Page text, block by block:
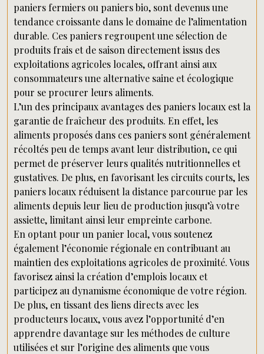
paniers fermiers ou paniers bio, sont devenus une
tendance croissante dans le domaine de l’alimentation
durable. Ces paniers regroupent une sélection de
produits frais et de saison directement issus des
exploitations agricoles locales, offrant ainsi aux
consommateurs une alternative saine et écologique
pour se procurer leurs aliments.
L’un des principaux avantages des paniers locaux est la
garantie de fraîcheur des produits. En effet, les
aliments proposés dans ces paniers sont généralement
récoltés peu de temps avant leur distribution, ce qui
permet de préserver leurs qualités nutritionnelles et
gustatives. De plus, en favorisant les circuits courts, les
paniers locaux réduisent la distance parcourue par les
aliments depuis leur lieu de production jusqu’à votre
assiette, limitant ainsi leur empreinte carbone.
En optant pour un panier local, vous soutenez
également l’économie régionale en contribuant au
maintien des exploitations agricoles de proximité. Vous
favorisez ainsi la création d’emplois locaux et
participez au dynamisme économique de votre région.
De plus, en tissant des liens directs avec les
producteurs locaux, vous avez l’opportunité d’en
apprendre davantage sur les méthodes de culture
utilisées et sur l’origine des aliments que vous